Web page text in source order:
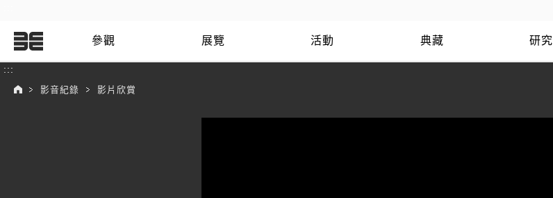
參觀 展覽 活動 典藏 研
:::
影音紀錄 影片欣賞